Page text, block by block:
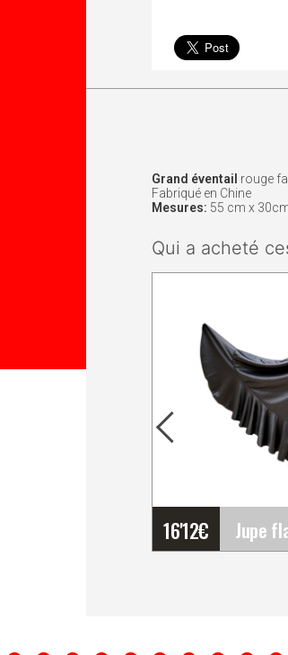
Grand éventail rouge
Fabriqué en Chine
Mesures: 55 cm x
Qui a acheté
16'12€